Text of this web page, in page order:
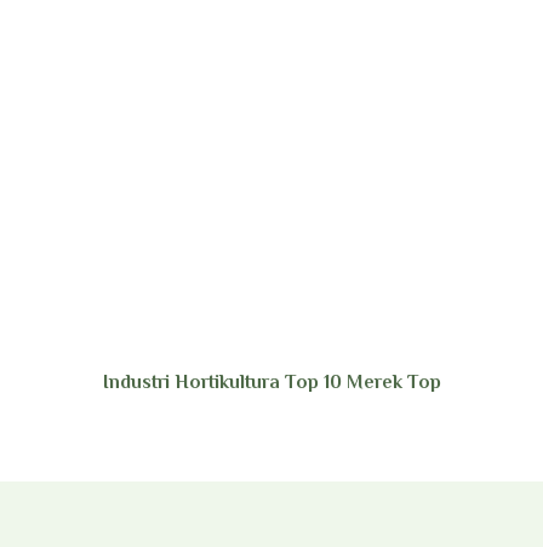
Industri Hortikultura Top 10 Merek Top